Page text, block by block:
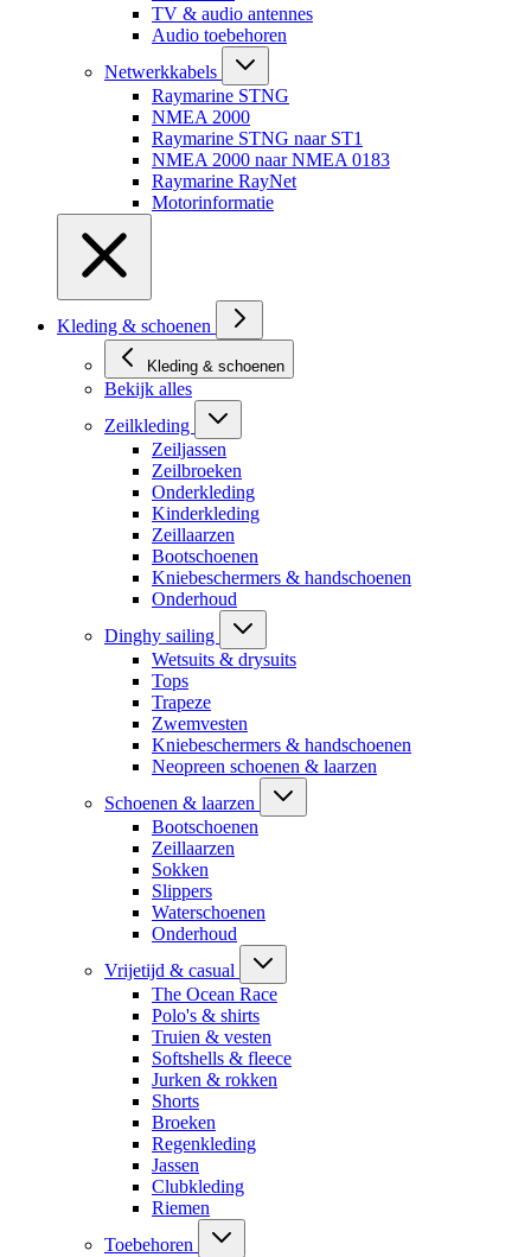
TV & audio antennes
Audio toebehoren
Netwerkkabels
Raymarine STNG
NMEA 2000
Raymarine STNG naar ST1
NMEA 2000 naar NMEA 0183
Raymarine RayNet
Motorinformatie
Kleding & schoenen
Kleding & schoenen
Bekijk alles
Zeilkleding
Zeiljassen
Zeilbroeken
Onderkleding
Kinderkleding
Zeillaarzen
Bootschoenen
Kniebeschermers & handschoenen
Onderhoud
Dinghy sailing
Wetsuits & drysuits
Tops
Trapeze
Zwemvesten
Kniebeschermers & handschoenen
Neopreen schoenen & laarzen
Schoenen & laarzen
Bootschoenen
Zeillaarzen
Sokken
Slippers
Waterschoenen
Onderhoud
Vrijetijd & casual
The Ocean Race
Polo's & shirts
Truien & vesten
Softshells & fleece
Jurken & rokken
Shorts
Broeken
Regenkleding
Jassen
Clubkleding
Riemen
Toebehoren